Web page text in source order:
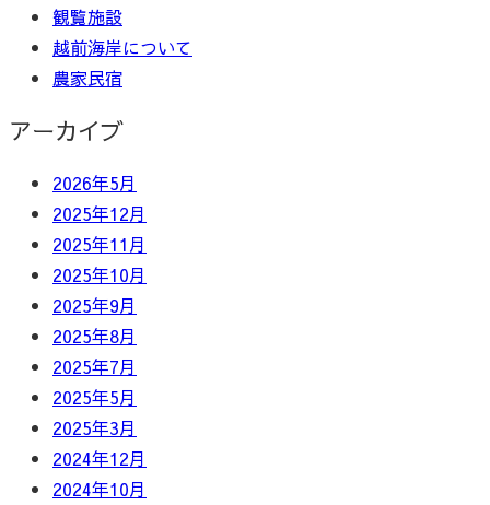
観覧施設
越前海岸について
農家民宿
アーカイブ
2026年5月
2025年12月
2025年11月
2025年10月
2025年9月
2025年8月
2025年7月
2025年5月
2025年3月
2024年12月
2024年10月